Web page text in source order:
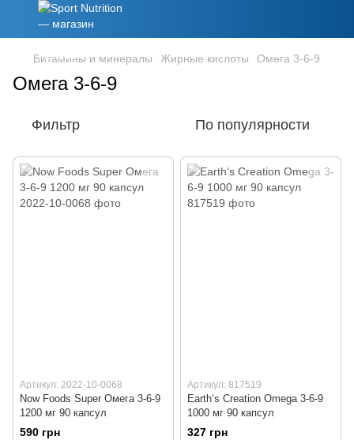
Витамины и минералы Жирные кислоты Омега 3-6-9
Омега 3-6-9
Фильтр По популярности
Артикул: 2022-10-0068
Now Foods Super Омега 3-6-9
1200 мг 90 капсул
590 грн
Артикул: 817519
Earth‘s Creation Omega 3-6-9
1000 мг 90 капсул
327 грн